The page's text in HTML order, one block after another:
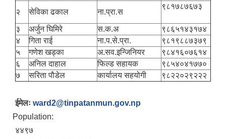
२ सेविका ढकाल ना.प्रा.स
९८१७८७६७३
३ अर्जुन घिमिरे स.क.अ
९८६५१४३१७४
४
गिता राई ना.प.से.प्रा.
९८१९८८७३७९
५
गणेश खड्का अ.सव.इन्जिनियर
९८४१६०७६१४
६
अनिल दाहाल फिल्ड सहायक
९८५४०४१७७०
७
सरिता पौडेल कार्यालय सहयोगी ९८२२०२९२२२
ईमेलः ward2@tinpatanmun.gov.np
Population:
४४९७